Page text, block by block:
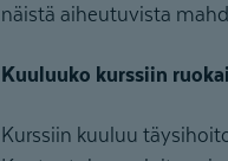
näistä aiheutuvista
Kuuluuko kurssiin
Kurssiin kuuluu